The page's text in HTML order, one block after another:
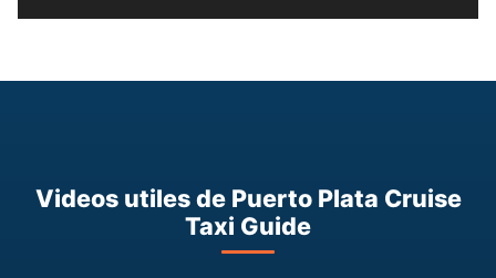
Videos utiles de Puerto Plata Cruise
Taxi Guide